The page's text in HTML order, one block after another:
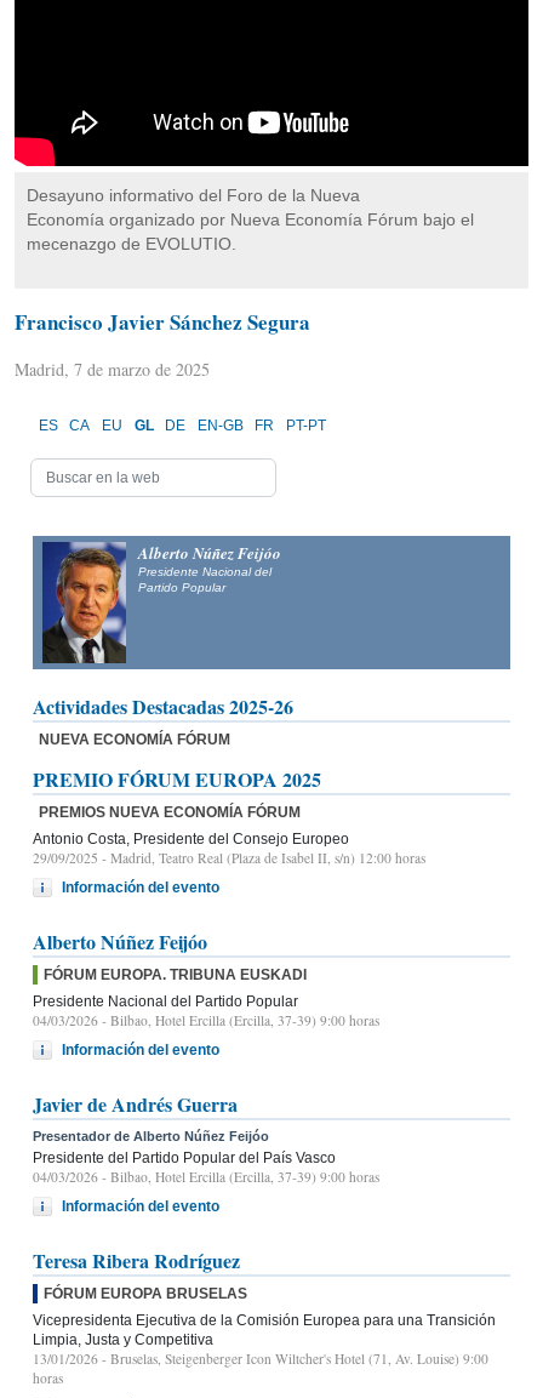
Desayuno informativo del Foro de la Nueva
Economía organizado por Nueva Economía Fórum bajo el
mecenazgo de EVOLUTIO.
Francisco Javier Sánchez Segura
Madrid, 7 de marzo de 2025
ES CA EU GL DE EN-GB FR PT-PT
Alberto Núñez Feijóo
Presidente Nacional del
Partido Popular
Actividades Destacadas 2025-26
NUEVA ECONOMÍA FÓRUM
PREMIO FÓRUM EUROPA 2025
PREMIOS NUEVA ECONOMÍA FÓRUM
Antonio Costa, Presidente del Consejo Europeo
29/09/2025 - Madrid, Teatro Real (Plaza de Isabel II, s/n) 12:00 horas
Información del evento
Alberto Núñez Feijóo
FÓRUM EUROPA. TRIBUNA EUSKADI
Presidente Nacional del Partido Popular
04/03/2026 - Bilbao, Hotel Ercilla (Ercilla, 37-39) 9:00 horas
Información del evento
Javier de Andrés Guerra
Presentador de Alberto Núñez Feijóo
Presidente del Partido Popular del País Vasco
04/03/2026 - Bilbao, Hotel Ercilla (Ercilla, 37-39) 9:00 horas
Información del evento
Teresa Ribera Rodríguez
FÓRUM EUROPA BRUSELAS
Vicepresidenta Ejecutiva de la Comisión Europea para una Transición
Limpia, Justa y Competitiva
13/01/2026 - Bruselas, Steigenberger Icon Wiltcher's Hotel (71, Av. Louise) 9:00
horas